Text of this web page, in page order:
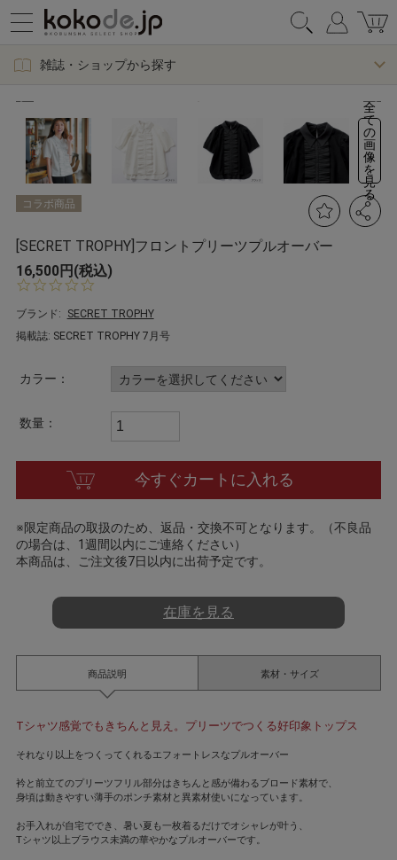
雑誌・ショップから探す
全
て
の
画
像
を
見
る
コラボ商品
[SECRET TROPHY]フロントプリーツプルオーバー
16,500円(税込)
s
t
a
ブランド:
SECRET TROPHY
掲載誌: SECRET TROPHY 7月号
カラー：
数量：
今すぐカートに入れる
※限定商品の取扱のため、返品・交換不可となります。（不良品
の場合は、1週間以内にご連絡ください）
本商品は、ご注文後7日以内に出荷予定です。
在庫を見る
商品説明
Tシャツ感覚でもきちんと見え。プリーツでつくる好印象トップス
それなり以上をつくってくれるエフォートレスなプルオーバー
衿と前立てのプリーツフリル部分はきちんと感が備わるブロード素材で、
身頃は動きやすい薄手のポンチ素材と異素材使いになっています。
お手入れが自宅ででき、暑い夏も一枚着るだけでオシャレが叶う、
Tシャツ以上ブラウス未満の華やかなプルオーバーです。
素材・サイズ